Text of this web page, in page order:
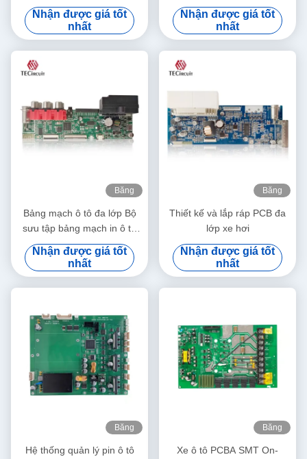
PCBA
Nhận được giá tốt
nhất
lớp
Nhận được giá tốt
nhất
Băng
Bảng mạch ô tô đa lớp Bộ
sưu tập bảng mạch in ô tô
điện tử
Nhận được giá tốt
nhất
Băng
Thiết kế và lắp ráp PCB đa
lớp xe hơi
Nhận được giá tốt
nhất
Băng
Hệ thống quản lý pin ô tô
Băng
Xe ô tô PCBA SMT On-